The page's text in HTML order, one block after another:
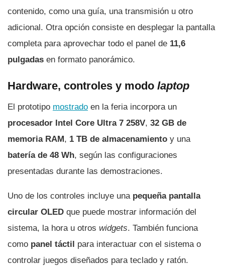
contenido, como una guía, una transmisión u otro
adicional. Otra opción consiste en desplegar la pantalla
completa para aprovechar todo el panel de 11,6
pulgadas en formato panorámico.
Hardware, controles y modo laptop
El prototipo mostrado en la feria incorpora un
procesador Intel Core Ultra 7 258V, 32 GB de
memoria RAM, 1 TB de almacenamiento y una
batería de 48 Wh, según las configuraciones
presentadas durante las demostraciones.
Uno de los controles incluye una pequeña pantalla
circular OLED que puede mostrar información del
sistema, la hora u otros widgets. También funciona
como panel táctil para interactuar con el sistema o
controlar juegos diseñados para teclado y ratón.